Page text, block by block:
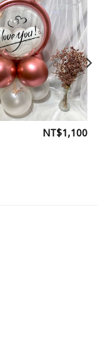
Add to
wishlist
NT$1,100